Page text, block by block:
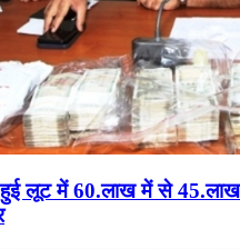
लूट में 60.लाख में से 45.लाख